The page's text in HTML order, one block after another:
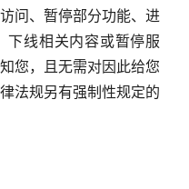
问、暂停部分功能、进
下线相关内容或暂停服
您，且无需对因此给您
法规另有强制性规定的